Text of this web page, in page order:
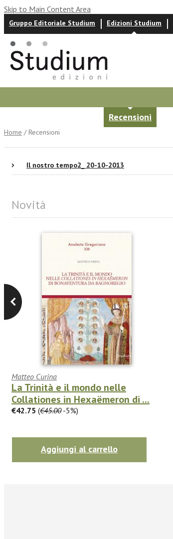
Skip to Main Content Area
Gruppo Editoriale Studium Edizioni Studium
Recensioni
Home / Recensioni
Il nostro tempo2_ 20-10-2013
Novità
Matteo Curina
La Trinità e il mondo nelle
Collationes in Hexaëmeron di ...
€42.75 (€45.00-5%)
Aggiungi al carrello